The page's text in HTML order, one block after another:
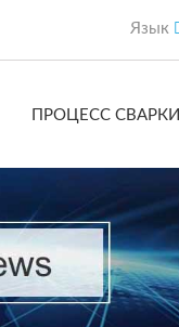
Язык
ПРОЦЕСС СВАРКИ